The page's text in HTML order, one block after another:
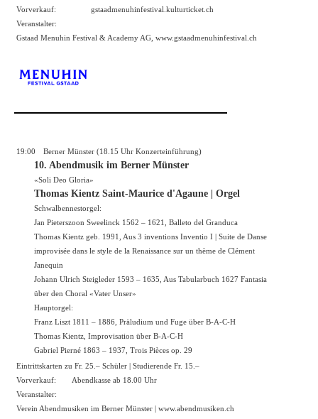
Vorverkauf:
gstaadmenuhinfestival.kulturticket.ch
Veranstalter:
Gstaad Menuhin Festival & Academy AG, www.gstaadmenuhinfestival.ch
19:00 Berner Münster (18.15 Uhr Konzerteinführung)
10. Abendmusik im Berner Münster
«Soli Deo Gloria»
Thomas Kientz Saint-Maurice d'Agaune | Orgel
Schwalbennestorgel:
Jan Pieterszoon Sweelinck 1562 – 1621, Balleto del Granduca
Thomas Kientz geb. 1991, Aus 3 inventions Inventio I | Suite de Danse
improvisée dans le style de la Renaissance sur un thème de Clément
Janequin
Johann Ulrich Steigleder 1593 – 1635, Aus Tabularbuch 1627 Fantasia
über den Choral «Vater Unser»
Hauptorgel:
Franz Liszt 1811 – 1886, Präludium und Fuge über B-A-C-H
Thomas Kientz, Improvisation über B-A-C-H
Gabriel Pierné 1863 – 1937, Trois Pièces op. 29
Eintrittskarten zu Fr. 25.– Schüler | Studierende Fr. 15.–
Vorverkauf:
Abendkasse ab 18.00 Uhr
Veranstalter:
Verein Abendmusiken im Berner Münster | www.abendmusiken.ch